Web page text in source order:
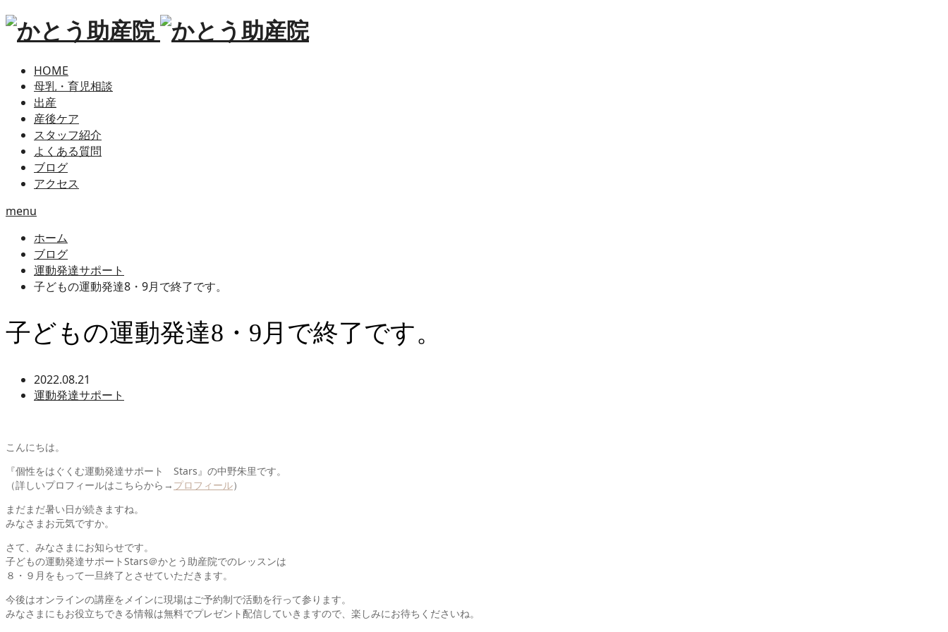
HOME
母乳・育児相談
出産
産後ケア
スタッフ紹介
よくある質問
ブログ
アクセス
menu
ホーム
ブログ
運動発達サポート
子どもの運動発達8・9月で終了です。
子どもの運動発達8・9月で終了です。
2022.08.21
運動発達サポート
こんにちは。
『個性をはぐくむ運動発達サポート Stars』の中野朱里です。
（詳しいプロフィールはこちらから→ プロフィール）
まだまだ暑い日が続きますね。
みなさまお元気ですか。
さて、みなさまにお知らせです。
子どもの運動発達サポートStars＠かとう助産院でのレッスンは
８・９月をもって一旦終了とさせていただきます。
今後はオンラインの講座をメインに現場はご予約制で活動を行って参ります。
みなさまにもお役立ちできる情報は無料でプレゼント配信していきますので、楽しみにお待ちくださいね。